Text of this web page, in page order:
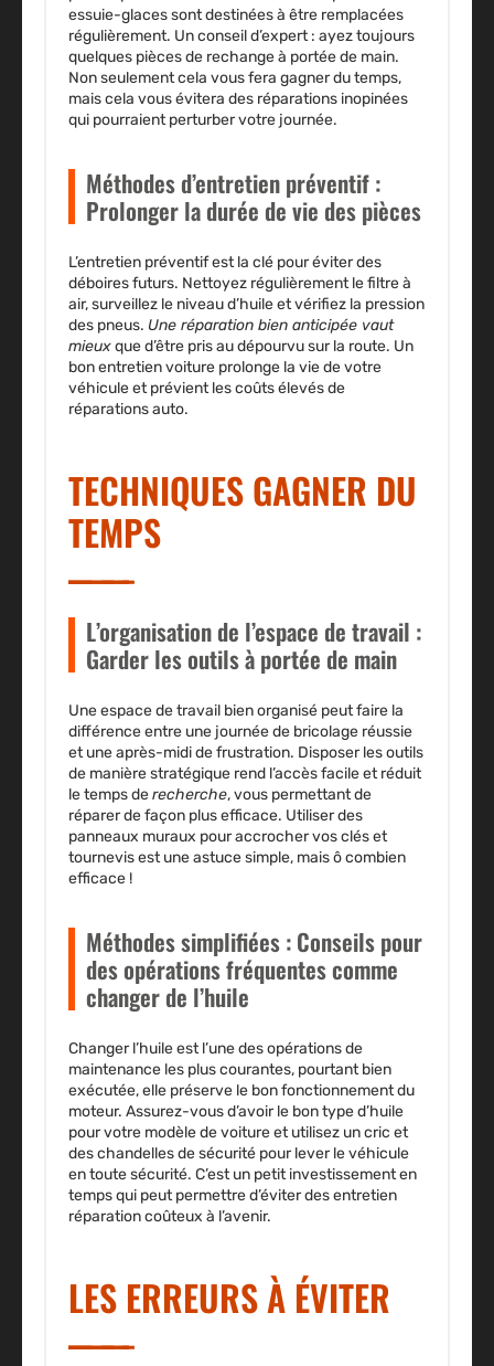
essuie-glaces sont destinées à être remplacées
régulièrement. Un conseil d’expert : ayez toujours
quelques pièces de rechange à portée de main.
Non seulement cela vous fera gagner du temps,
mais cela vous évitera des réparations inopinées
qui pourraient perturber votre journée.
Méthodes d’entretien préventif :
Prolonger la durée de vie des pièces
L’entretien préventifest la clé pour éviter des
déboires futurs. Nettoyez régulièrement le filtre à
air, surveillez le niveau d’huile et vérifiez la pression
des pneus. Une réparation bien anticipée vaut
mieuxque d’être pris au dépourvu sur la route. Un
bon entretien voiture prolonge la vie de votre
véhicule et prévient les coûts élevés de
réparations auto.
TECHNIQUES GAGNER DU
TEMPS
L’organisation de l’espace de travail :
Garder les outils à portée de main
Une espace de travail bienorganisé peut faire la
différence entre une journée de bricolage réussie
et une après-midi de frustration. Disposer les outils
de manière stratégique rend l’accès facile et réduit
le temps derecherche, vous permettant de
réparerde façon plus efficace. Utiliser des
panneaux muraux pour accrocher vos clés et
tournevis est une astuce simple, mais ô combien
efficace !
Méthodes simplifiées : Conseils pour
des opérations fréquentes comme
changer de l’huile
Changer l’huile est l’une des opérations de
maintenance les plus courantes, pourtant bien
exécutée, elle préserve le bon fonctionnement du
moteur. Assurez-vous d’avoir le bon type d’huile
pour votre modèle de voiture et utilisez un cric et
des chandelles de sécurité pour lever le véhicule
en toute sécurité. C’est un petit investissement en
temps qui peut permettre d’éviter desentretien
réparationcoûteux à l’avenir.
LES ERREURS À ÉVITER